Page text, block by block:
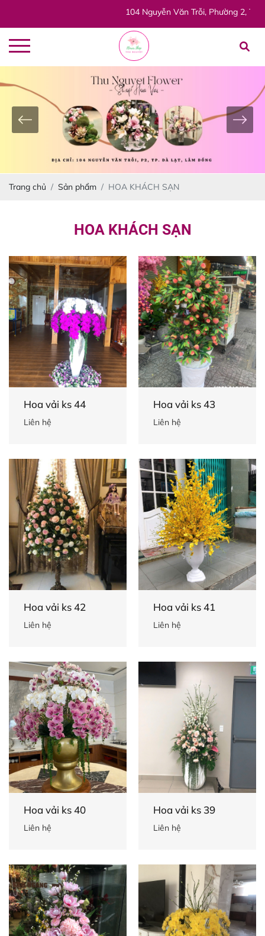
104 Nguyễn Văn Trỗi, Phường 2, TP. Đà
Trang chủ Sản phẩm HOA KHÁCH SẠN
HOA KHÁCH SẠN
Hoa vải ks 44
Liên hệ
Hoa vải ks 43
Liên hệ
Hoa vải ks 42
Liên hệ
Hoa vải ks 41
Liên hệ
Hoa vải ks 40
Liên hệ
Hoa vải ks 39
Liên hệ